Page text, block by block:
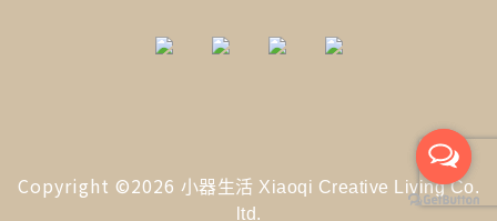
Copyright ©2026 小器生活 Xiaoqi Creative Living Co.
ltd.